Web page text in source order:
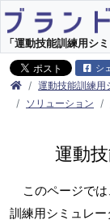
「運動技能訓練用シ
シ
運動技能訓練用
ソリューション
運動
このページで
訓練用シミュレ